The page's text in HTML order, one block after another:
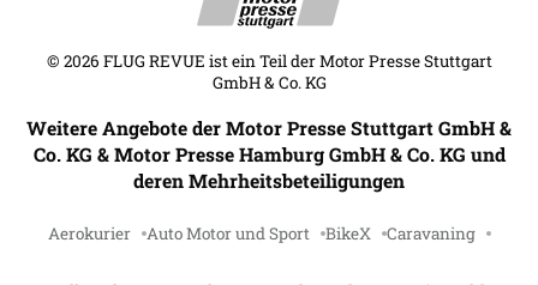
© 2026 FLUG REVUE ist ein Teil der Motor Presse Stuttgart
GmbH & Co. KG
Weitere Angebote der Motor Presse Stuttgart GmbH &
Co. KG & Motor Presse Hamburg GmbH & Co. KG und
deren Mehrheitsbeteiligungen
Aerokurier Auto Motor und Sport BikeX Caravaning